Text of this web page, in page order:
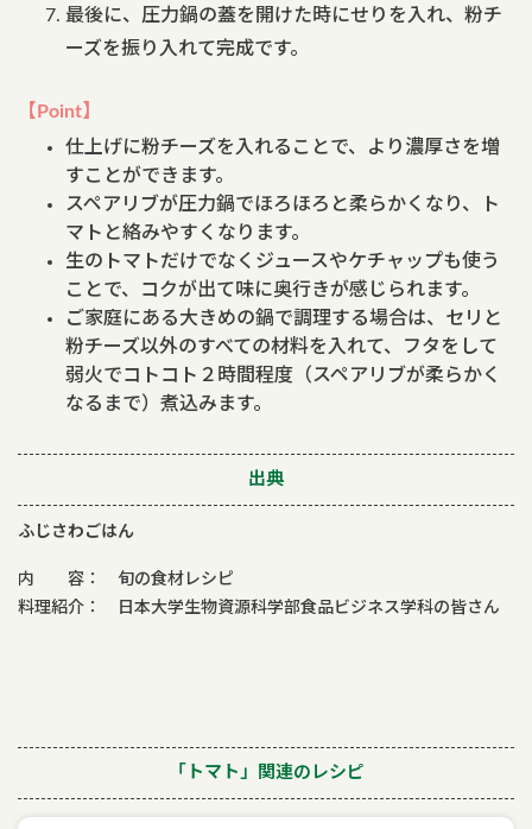
最後に、圧力鍋の蓋を開けた時にせりを入れ、粉チ
ーズを振り入れて完成です。
【Point】
仕上げに粉チーズを入れることで、より濃厚さを増
すことができます。
スペアリブが圧力鍋でほろほろと柔らかくなり、ト
マトと絡みやすくなります。
生のトマトだけでなくジュースやケチャップも使う
ことで、コクが出て味に奥行きが感じられます。
ご家庭にある大きめの鍋で調理する場合は、セリと
粉チーズ以外のすべての材料を入れて、フタをして
弱火でコトコト２時間程度（スペアリブが柔らかく
なるまで）煮込みます。
出典
ふじさわごはん
内 容： 旬の食材レシピ
料理紹介： 日本大学生物資源科学部食品ビジネス学科の皆さん
「トマト」関連のレシピ